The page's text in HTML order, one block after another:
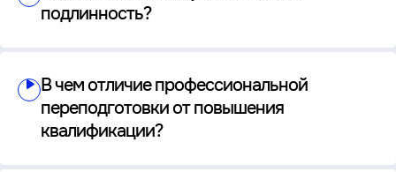
подлинность?
В чем отличие профессиональной
переподготовки от повышения
квалификации?